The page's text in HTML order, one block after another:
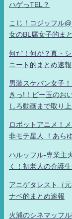
ハゲっTEL？
こじ！コジッフル
女のBL腐女子的ま
何だ！何が？真・
ニート的まとめ速
男装スケバン女子
きっ!！ビー玉のお
しろ動画まで取り
ロボットアニメ！
非モテ星人 ！あら
ハルッフル-専業主
く！初老人の介護
アニゲタレスト（
ナベ的まとめ速報
火浦のシネマッフ